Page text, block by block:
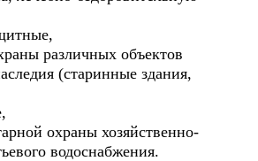
различных объектов
(старинные здания,
охраны хозяйственно-
водоснабжения.